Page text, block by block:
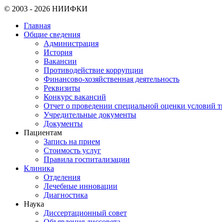
© 2003 - 2026 НИИФКИ
Главная
Общие сведения
Администрация
История
Вакансии
Противодействие коррупции
Финансово-хозяйственная деятельность
Реквизиты
Конкурс вакансий
Отчет о проведении специальной оценки условий
Учредительные документы
Документы
Пациентам
Запись на прием
Стоимость услуг
Правила госпитализации
Клиника
Отделения
Лечебные инновации
Диагностика
Наука
Диссертационный совет